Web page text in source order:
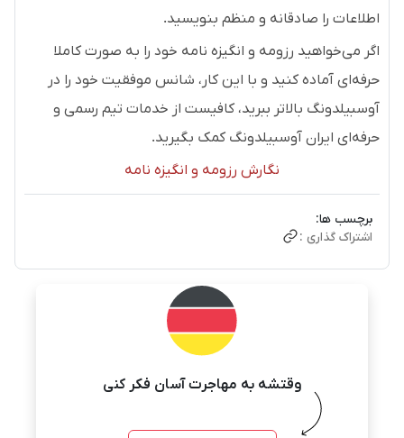
اطلاعات را صادقانه و منظم بنویسید.
اگر می‌خواهید رزومه و انگیزه نامه خود را به صورت کاملا
حرفه‌ای آماده کنید و با این کار، شانس موفقیت خود را در
آوسبیلدونگ بالاتر ببرید، کافیست از خدمات تیم رسمی و
حرفه‌ای ایران آوسبیلدونگ کمک بگیرید.
نگارش رزومه و انگیزه نامه
برچسب ها:
اشتراک گذاری :
وقتشه به مهاجرت آسان فکر کنی